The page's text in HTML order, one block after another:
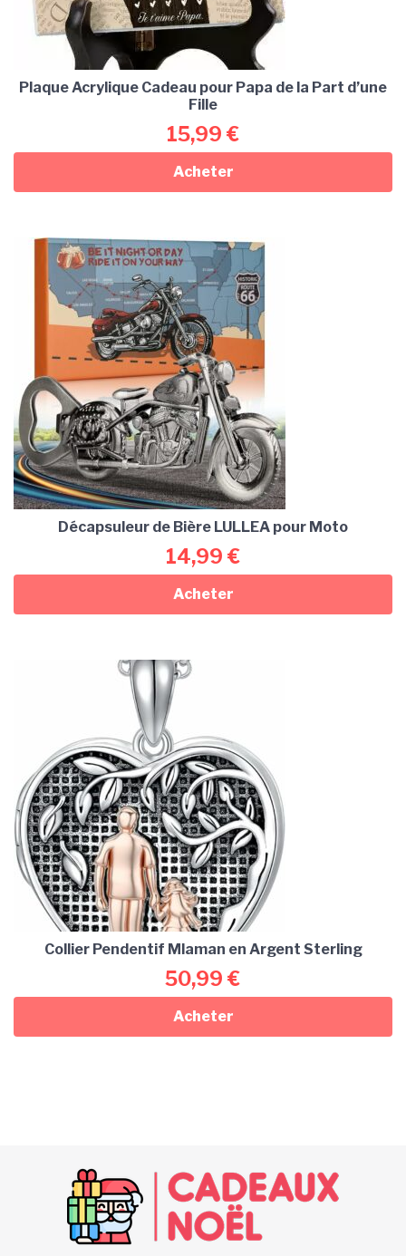
Plaque Acrylique Cadeau pour Papa de la Part d’une
Fille
15,99 €
Acheter
Décapsuleur de Bière LULLEA pour Moto
14,99 €
Acheter
Collier Pendentif Mlaman en Argent Sterling
50,99 €
Acheter